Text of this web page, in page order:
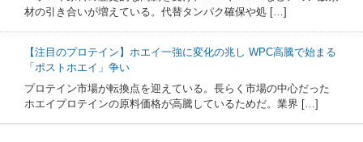
材の引き合いが増えている。代替タンパク確保や処 […]
【注目のプロテイン】ホエイ一強に変化の兆し WPC高騰で始まる
「ポストホエイ」争い
プロテイン市場が転換点を迎えている。長らく市場の中心だった
ホエイプロテインの原料価格が高騰しているためだ。業界 […]